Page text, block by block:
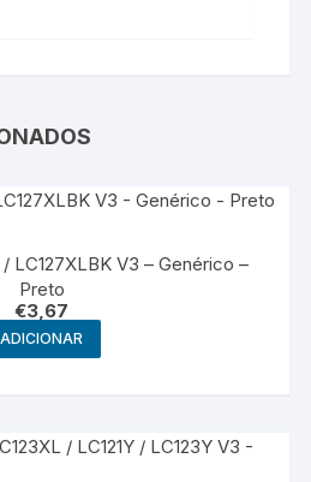
LC127XLBK V3 – Genérico –
Preto
€3,67
ADICIONAR